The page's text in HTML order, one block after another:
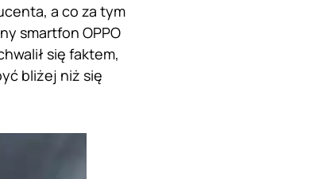
a co za tym
smartfon OPPO
się faktem,
bliżej niż się